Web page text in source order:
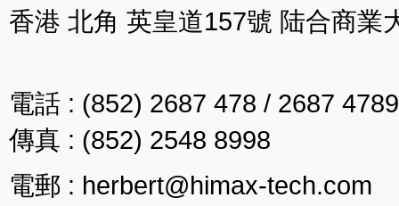
香港 北角 英皇道157號 陆合商業
電話 : (852) 2687 478 / 2687
傳真 : (852) 2548 8998
電郵 : herbert@himax-tech.com